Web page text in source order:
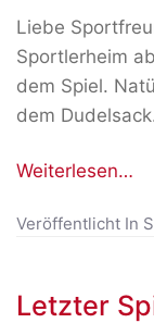
Liebe
Sportlerheim
dem Spiel.
dem
Weiterlesen…
Veröffentlicht In
Letzter